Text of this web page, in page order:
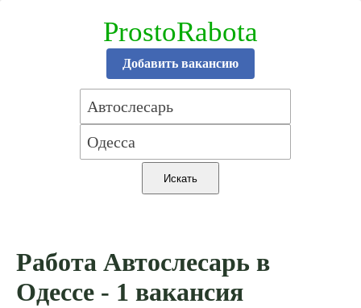
ProstoRabota
Добавить вакансию
Работа Автослесарь в
Одессе - 1 вакансия